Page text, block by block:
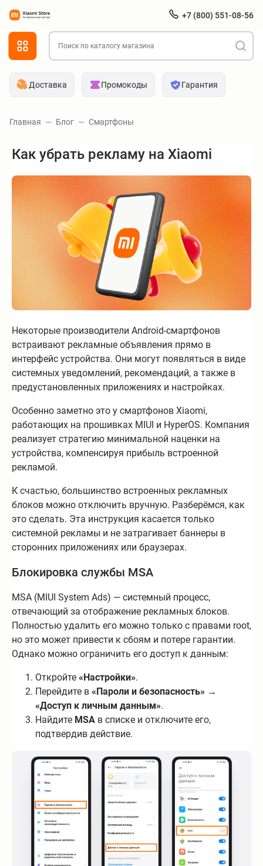
+7 (800) 551-08-56
Доставка Промокоды Гарантия
Главная Блог Смартфоны
Как убрать рекламу на Xiaomi
Некоторые производители Android-смартфонов
встраивают рекламные объявления прямо в
интерфейс устройства. Они могут появляться в виде
системных уведомлений, рекомендаций, а также в
предустановленных приложениях и настройках.
Особенно заметно это у смартфонов Xiaomi,
работающих на прошивках MIUI и HyperOS. Компания
реализует стратегию минимальной наценки на
устройства, компенсируя прибыль встроенной
рекламой.
К счастью, большинство встроенных рекламных
блоков можно отключить вручную. Разберёмся, как
это сделать. Эта инструкция касается только
системной рекламы и не затрагивает баннеры в
сторонних приложениях или браузерах.
Блокировка службы MSA
MSA (MIUI System Ads) — системный процесс,
отвечающий за отображение рекламных блоков.
Полностью удалить его можно только с правами root,
но это может привести к сбоям и потере гарантии.
Однако можно ограничить его доступ к данным:
Откройте «Настройки».
Перейдите в «Пароли и безопасность» →
«Доступ к личным данным».
Найдите MSA в списке и отключите его,
подтвердив действие.